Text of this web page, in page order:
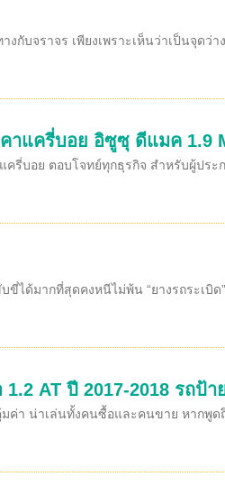
กับจราจร เพียงเพราะเห็นว่าเป็นจุด
แครี่บอย อิซูซุ ดีแมค 1.9
ครี่บอย ตอบโจทย์ทุกธุรกิจ สำหรับผู้ปร
ด้มากที่สุดคงหนีไม่พ้น “ยางรถระเบิด
AT ปี 2017-2018 รถป้า
มค่า น่าเล่นทั้งคนซื้อและคนขาย หากพู